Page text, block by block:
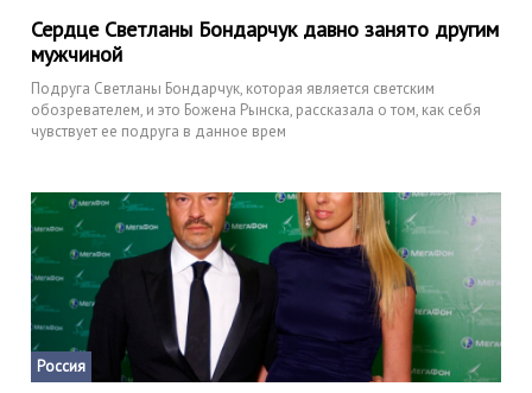
Сердце Светланы Бондарчук давно занято другим
мужчиной
Подруга Светланы Бондарчук, которая является светским
обозревателем, и это Божена Рынска, рассказала о том, как себя
чувствует ее подруга в данное врем
Россия